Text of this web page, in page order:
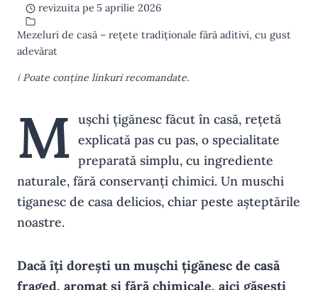
revizuita pe 5 aprilie 2026
Mezeluri de casă – rețete tradiționale fără aditivi, cu gust
adevărat
ℹ️ Poate conține linkuri recomandate.
M ușchi țigănesc făcut în casă, rețetă
explicată pas cu pas, o specialitate
preparată simplu, cu ingrediente
naturale, fără conservanți chimici. Un muschi
tiganesc de casa delicios, chiar peste așteptările
noastre.
Dacă îți dorești un mușchi țigănesc de casă
fraged, aromat și fără chimicale, aici găsești